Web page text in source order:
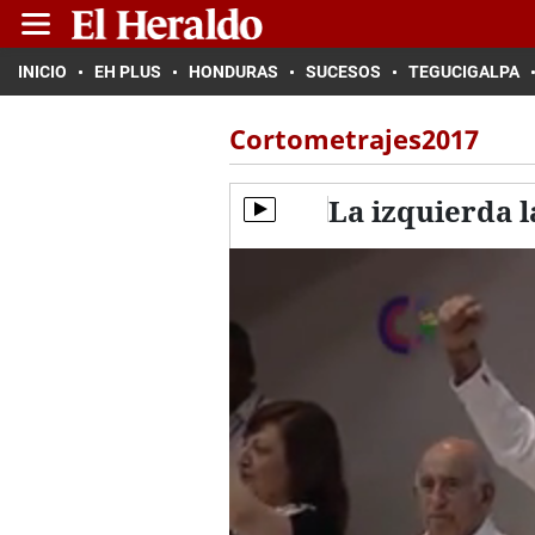
INICIO EH PLUS HONDURAS SUCESOS TEGUCIGALPA
Cortometrajes2017
La izquierda